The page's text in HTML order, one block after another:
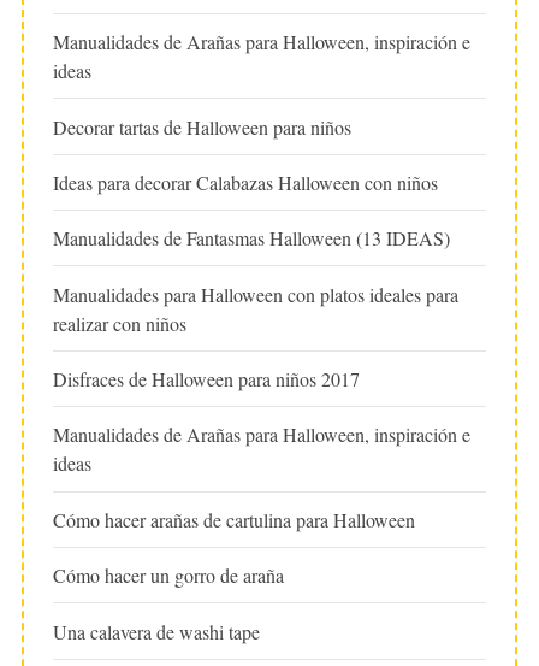
Manualidades de Arañas para Halloween, inspiración e
ideas
Decorar tartas de Halloween para niños
Ideas para decorar Calabazas Halloween con niños
Manualidades de Fantasmas Halloween (13 IDEAS)
Manualidades para Halloween con platos ideales para
realizar con niños
Disfraces de Halloween para niños 2017
Manualidades de Arañas para Halloween, inspiración e
ideas
Cómo hacer arañas de cartulina para Halloween
Cómo hacer un gorro de araña
Una calavera de washi tape